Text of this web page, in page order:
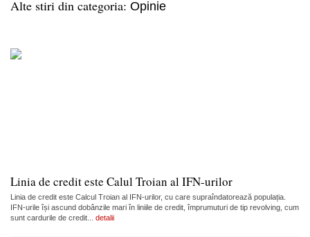
Alte stiri din categoria: Opinie
Linia de credit este Calul Troian al IFN-urilor
Linia de credit este Calcul Troian al IFN-urilor, cu care supraîndatorează populația.
IFN-urile își ascund dobânzile mari în liniile de credit, împrumuturi de tip revolving, cum
sunt cardurile de credit... detalii